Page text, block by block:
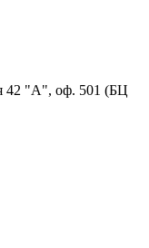
42 "А", оф. 501 (БЦ